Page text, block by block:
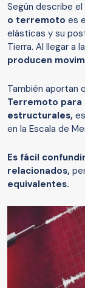
Según describe
o terremoto es
elásticas y su
Tierra. Al llegar a
producen
También aportan
Terremoto para
estructurales,
en la Escala de
Es fácil
relacionados,
equivalentes.